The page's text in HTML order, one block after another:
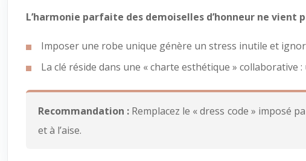
L’harmonie parfaite des demoiselles d’honneur ne vient
Imposer une robe unique génère un stress inutile et
La clé réside dans une « charte esthétique »
Recommandation : Remplacez le « dress code » imposé
et à l’aise.